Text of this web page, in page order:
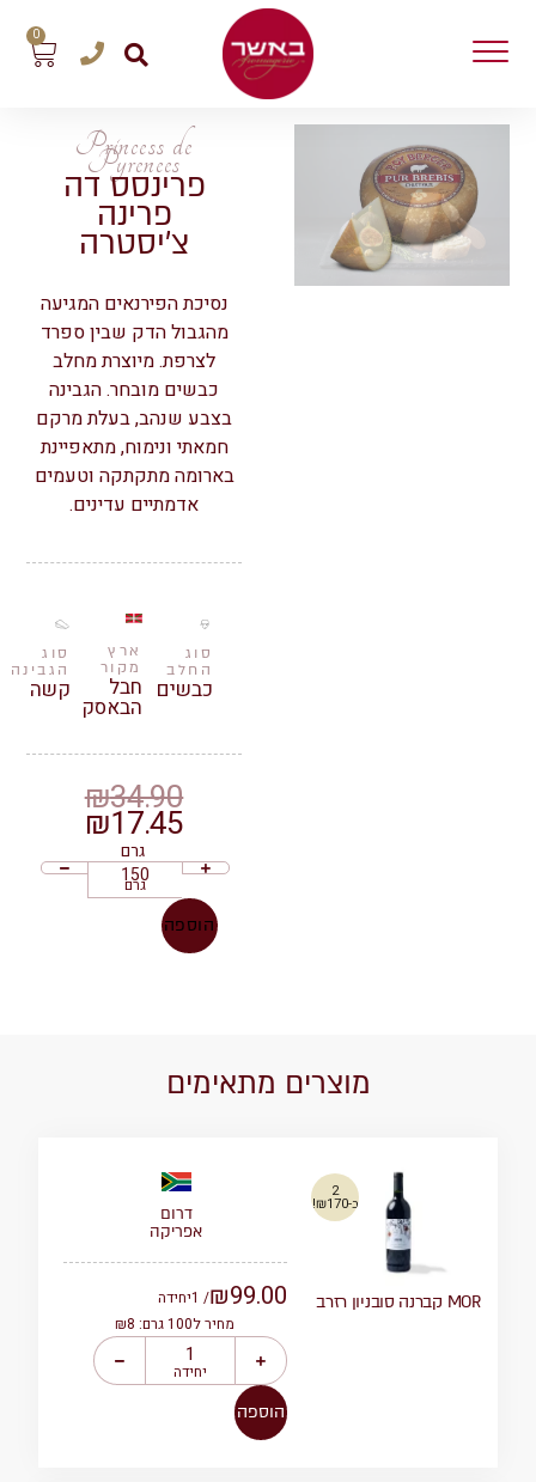
0
Princess de
Pyrenees
פרינסס דה
פרינה
צ’יסטרה
נסיכת הפירנאים המגיעה
מהגבול הדק שבין ספרד
לצרפת. מיוצרת מחלב
כבשים מובחר. הגבינה
בצבע שנהב, בעלת מרקם
חמאתי ונימוח, מתאפיינת
בארומה מתקתקה וטעמים
אדמתיים עדינים.
סוג
החלב
כבשים
ארץ
מקור
חבל
הבאסק
סוג
הגבינה
קשה
₪34.90
₪17.45
גרם
גרם
הוספה
מוצרים מתאימים
2
ב-₪170!
MOR קברנה סובניון רזרב
דרום
אפריקה
₪99.00
/ 1 יחידה
מחיר ל100 גרם: ₪8
יחידה
הוספה